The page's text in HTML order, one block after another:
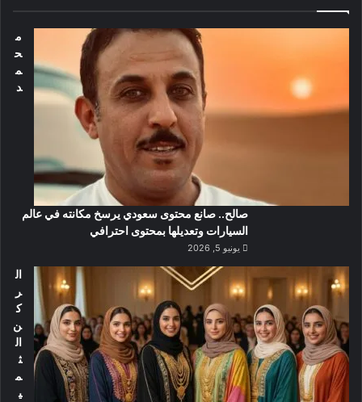
م
ح
م
د
صالح.. صانع محتوى سعودي يرسخ مكانته في عالم
السيارات وتعديلها بمحتوى احترافي
يونيو 5, 2026
ال
ر
ك
ن
ال
ث
م
ي